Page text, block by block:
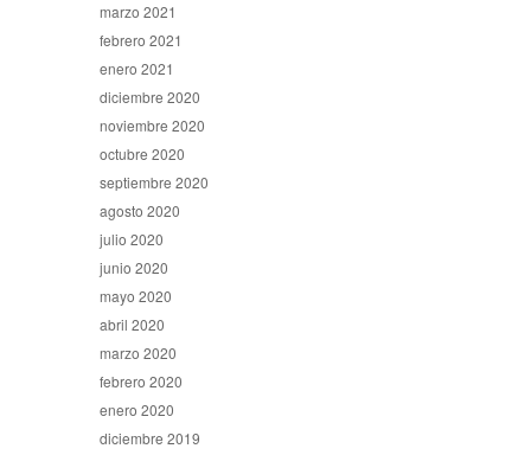
marzo 2021
febrero 2021
enero 2021
diciembre 2020
noviembre 2020
octubre 2020
septiembre 2020
agosto 2020
julio 2020
junio 2020
mayo 2020
abril 2020
marzo 2020
febrero 2020
enero 2020
diciembre 2019